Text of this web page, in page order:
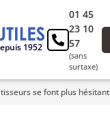
1952
01 45
23 10
57
(sans
surtaxe)
se font plus